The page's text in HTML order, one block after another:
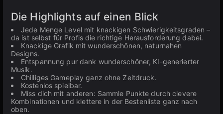
Die Highlights auf einen Blick
Jede Menge Level mit knackigen Schwierigkeitsgraden –
da ist selbst für Profis die richtige Herausforderung dabei.
Knackige Grafik mit wunderschönen, naturnahen
Designs.
Entspannung pur dank wunderschöner, KI-generierter
Musik.
Chilliges Gameplay ganz ohne Zeitdruck.
Kostenlos spielbar.
Miss dich mit anderen: Sammle Punkte durch clevere
Kombinationen und klettere in der Bestenliste ganz nach
oben.